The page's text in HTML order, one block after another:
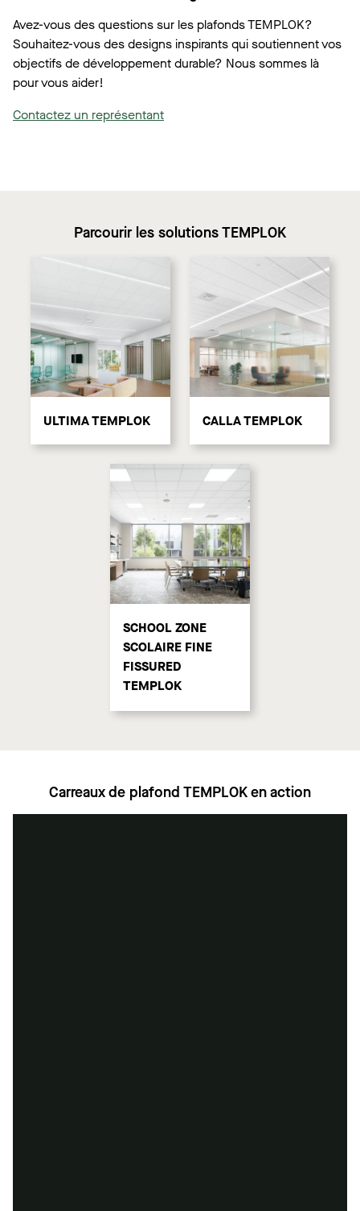
Avez-vous des questions sur les plafonds TEMPLOK?
Souhaitez-vous des designs inspirants qui soutiennent vos
objectifs de développement durable? Nous sommes là
pour vous aider!
Contactez un représentant
Parcourir les solutions TEMPLOK
ULTIMA TEMPLOK CALLA TEMPLOK
SCHOOL ZONE
SCOLAIRE FINE
FISSURED
TEMPLOK
Carreaux de plafond TEMPLOK en action